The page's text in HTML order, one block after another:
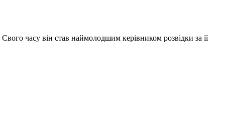
часу він став наймолодшим керівником розвідки за її